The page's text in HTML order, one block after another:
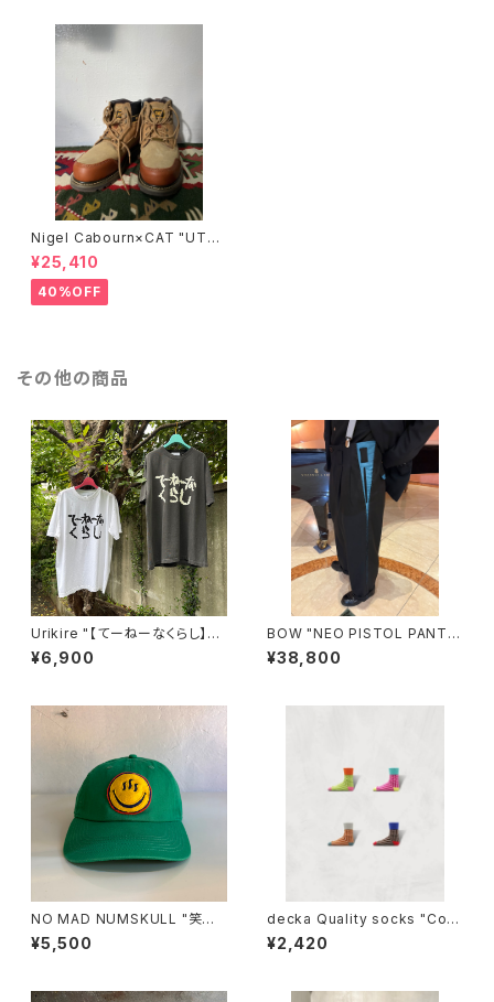
Nigel Cabourn×CAT "UTA
H"/BROWN
¥25,410
40%OFF
その他の商品
Urikire "【てーねーなくらし】Fa
de T-shirt"
¥6,900
BOW "NEO PISTOL PANTS
HAND STITCH"(BLACK)
¥38,800
NO MAD NUMSKULL "笑温
泉 COTTON CAP"(GREEN)
¥5,500
decka Quality socks "Cott
on Needle-Out Socks Stri
pes/SHOWATABÉ"
¥2,420